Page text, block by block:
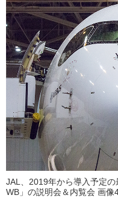
JAL、2019年から導入予定
WB」の説明会＆内覧会 画像